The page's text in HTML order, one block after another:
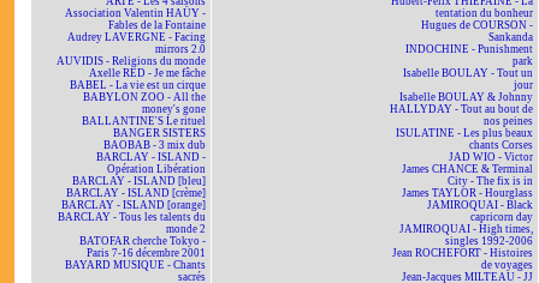
Association Valentin HAÜY -
Fables de la Fontaine
Audrey LAVERGNE - Facing
mirrors 2.0
AUVIDIS - Religions du monde
Axelle RED - Je me fâche
BABEL - La vie est un cirque
BABYLON ZOO - All the
money's gone
BALLANTINE'S Le rituel
BANGER SISTERS
BAOBAB - 3 mix dub
BARCLAY - ISLAND -
Opération Libération
BARCLAY - ISLAND [bleu]
BARCLAY - ISLAND [crème]
BARCLAY - ISLAND [orange]
BARCLAY - Tous les talents du
monde 2
BATOFAR cherche Tokyo -
Paris 7-16 décembre 2001
BAYARD MUSIQUE - Chants
sacrés
tentation du bonheur
Hugues de COURSON -
Sankanda
INDOCHINE - Punishment
park
Isabelle BOULAY - Tout un
jour
Isabelle BOULAY & Johnny
HALLYDAY - Tout au bout de
nos peines
ISULATINE - Les plus beaux
chants Corses
JAD WIO - Victor
James CHANCE & Terminal
City - The fix is in
James TAYLOR - Hourglass
JAMIROQUAI - Black
capricorn day
JAMIROQUAI - High times,
singles 1992-2006
Jean ROCHEFORT - Histoires
de voyages
Jean-Jacques MILTEAU - JJ